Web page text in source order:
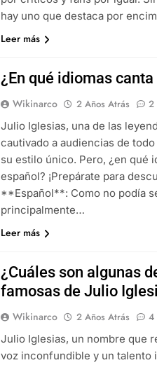
hay uno que destaca por
Leer más
¿En qué idiomas
Wikinarco 2 Años Atrás 2
Julio Iglesias, una de las
cautivado a audiencias de
su estilo único. Pero, ¿en qué
español? ¡Prepárate para
**Español**: Como no podía
principalmente…
Leer más
¿Cuáles son algunas
famosas de Julio
Wikinarco 2 Años Atrás 4
Julio Iglesias, un nombre que
voz inconfundible y un talento